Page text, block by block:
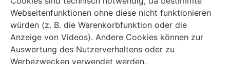
Webseitenfunktionen ohne diese nicht funktionieren
würden (z. B. die Warenkorbfunktion oder die
Anzeige von Videos). Andere Cookies können zur
Auswertung des Nutzerverhaltens oder zu
Werbezwecken verwendet werden.